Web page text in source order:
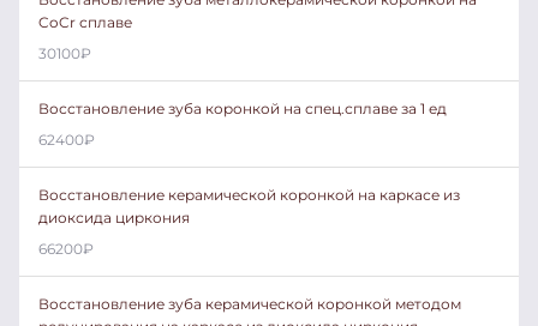
CoCr сплаве
30100₽
Восстановление зуба коронкой на спец.сплаве за 1 ед
62400₽
Восстановление керамической коронкой на каркасе из
диоксида циркония
66200₽
Восстановление зуба керамической коронкой методом